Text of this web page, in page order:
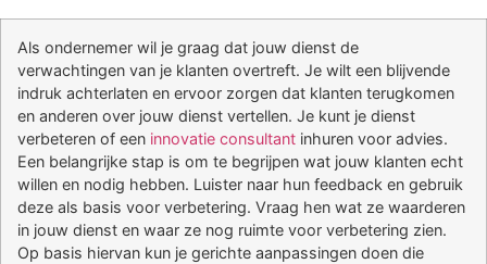
Als ondernemer wil je graag dat jouw dienst de
verwachtingen van je klanten overtreft. Je wilt een blijvende
indruk achterlaten en ervoor zorgen dat klanten terugkomen
en anderen over jouw dienst vertellen. Je kunt je dienst
verbeteren of een innovatie consultant inhuren voor advies.
Een belangrijke stap is om te begrijpen wat jouw klanten echt
willen en nodig hebben. Luister naar hun feedback en gebruik
deze als basis voor verbetering. Vraag hen wat ze waarderen
in jouw dienst en waar ze nog ruimte voor verbetering zien.
Op basis hiervan kun je gerichte aanpassingen doen die